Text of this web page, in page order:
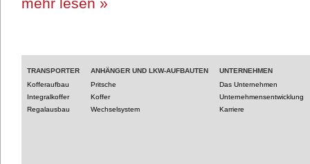
TRANSPORTER
Kofferaufbau
Integralkoffer
Regalausbau
ANHÄNGER UND LKW-AUFBAUTEN
Pritsche
Koffer
Wechselsystem
UNTERNEHMEN
Das Unternehmen
Unternehmensentwicklung
Karriere